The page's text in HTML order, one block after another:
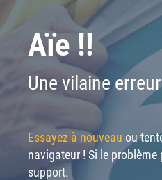
Aïe !!
Une vilaine
Essayez à nouveau ou
navigateur ! Si le
support.